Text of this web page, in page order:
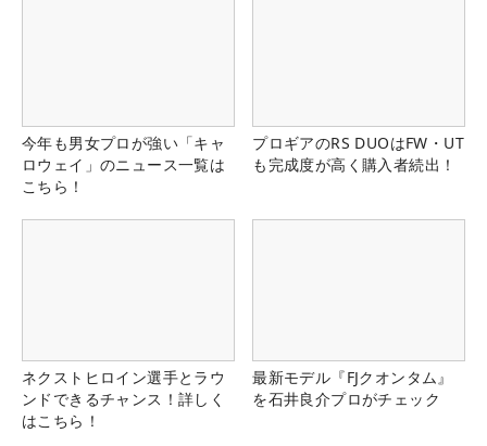
今年も男女プロが強い「キャ
ロウェイ」のニュース一覧は
こちら！
プロギアのRS DUOはFW・UT
も完成度が高く購入者続出！
ネクストヒロイン選手とラウ
ンドできるチャンス！詳しく
はこちら！
最新モデル『FJクオンタム』
を石井良介プロがチェック